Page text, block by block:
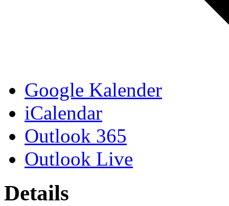
Google Kalender
iCalendar
Outlook 365
Outlook Live
Details